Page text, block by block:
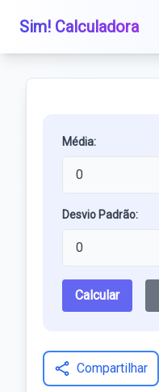
Sim! Calculadora
Média:
Desvio Padrão:
Calcular
Compartilhar